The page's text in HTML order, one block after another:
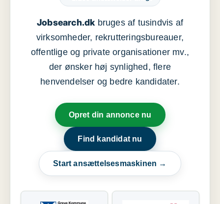
Jobsearch.dkbruges af tusindvis af
virksomheder, rekrutteringsbureauer,
offentlige og private organisationer mv.,
der ønsker høj synlighed, flere
henvendelser og bedre kandidater.
Opret din annonce nu
Find kandidat nu
Start ansættelsesmaskinen →